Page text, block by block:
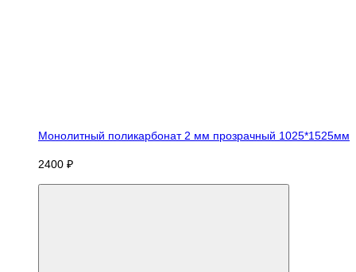
Монолитный поликарбонат 2 мм прозрачный 1025*1525мм
2400 ₽